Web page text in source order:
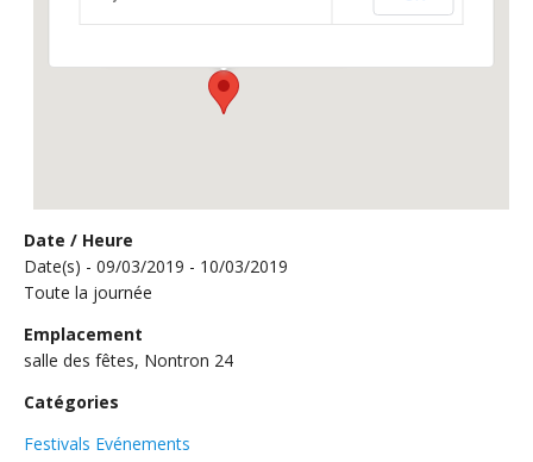
Événements
Date / Heure
Date(s) - 09/03/2019 - 10/03/2019
Toute la journée
Emplacement
salle des fêtes, Nontron 24
Catégories
Festivals Evénements